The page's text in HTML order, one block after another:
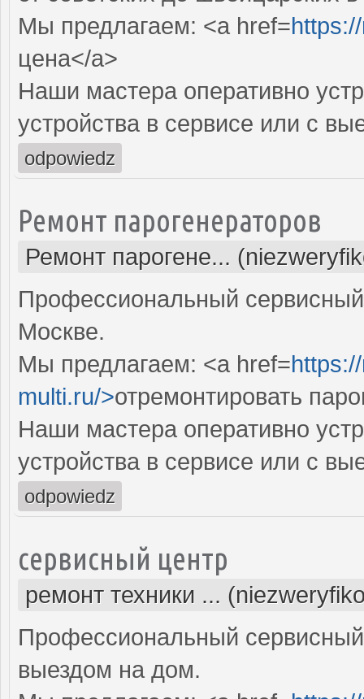
Мы предлагаем: <a href=
цена</a>
Наши мастера оперативно
устройства в сервисе или с
odpowiedz
Ремонт парогенераторов
Ремонт парогене...
Профессиональный
Москве.
Мы предлагаем: <a href=
multi.ru/>отремонтировать
Наши мастера оперативно
устройства в сервисе или с
odpowiedz
сервисный центр
ремонт техники ...
Профессиональный
выездом на дом.